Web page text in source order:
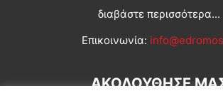
διαβάστε περισσότερα...
Επικοινωνία:
ΑΚΟΛΟΥΘΗΣΕ